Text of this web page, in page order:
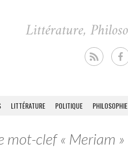
LITTÉRATURE POLITIQUE PHILOSOPHIE
mot-clef « Meriam »